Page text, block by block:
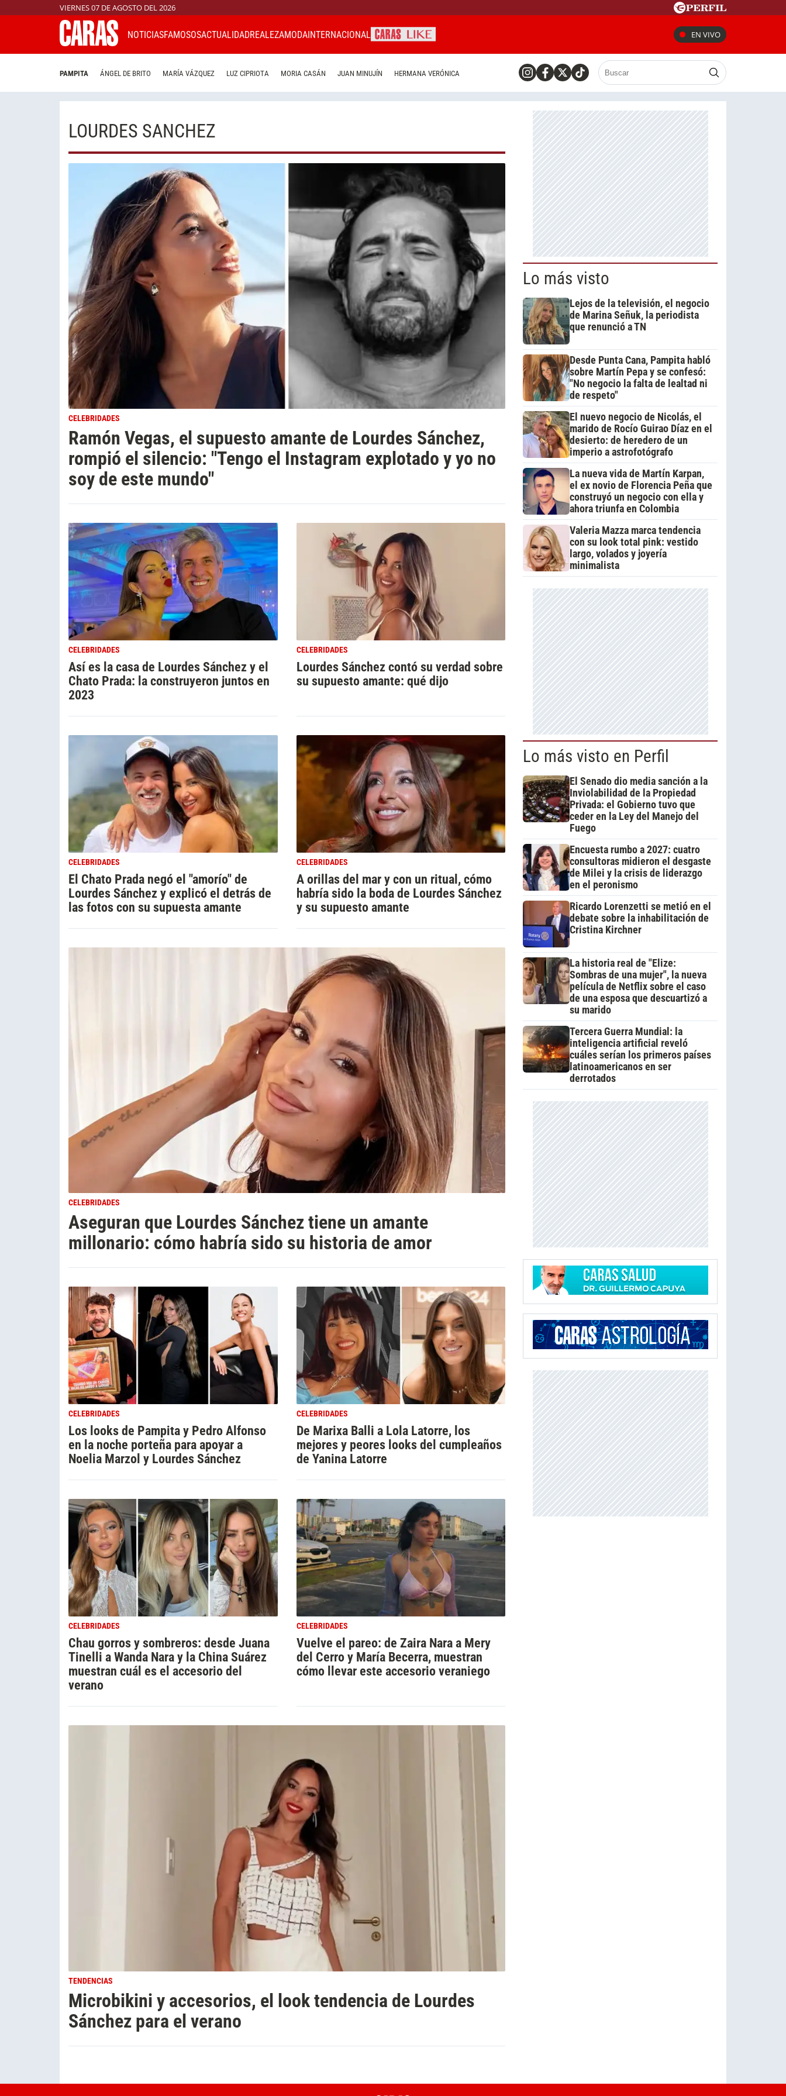
VIERNES 07 DE AGOSTO DEL 2026
NOTICIASFAMOSOSACTUALIDADREALEZAMODAINTERNACIONAL EN VIVO
PAMPITA ÁNGEL DE BRITO MARÍA VÁZQUEZ LUZ CIPRIOTA MORIA CASÁN JUAN MINUJÍN HERMANA VERÓNICA
LOURDES SANCHEZ
CELEBRIDADES
Ramón Vegas, el supuesto amante de Lourdes Sánchez,
rompió el silencio: "Tengo el Instagram explotado y yo no
soy de este mundo"
CELEBRIDADES
Así es la casa de Lourdes Sánchez y el
Chato Prada: la construyeron juntos en
2023
CELEBRIDADES
Lourdes Sánchez contó su verdad sobre
su supuesto amante: qué dijo
CELEBRIDADES
El Chato Prada negó el "amorío" de
Lourdes Sánchez y explicó el detrás de
las fotos con su supuesta amante
CELEBRIDADES
A orillas del mar y con un ritual, cómo
habría sido la boda de Lourdes Sánchez
y su supuesto amante
CELEBRIDADES
Aseguran que Lourdes Sánchez tiene un amante
millonario: cómo habría sido su historia de amor
CELEBRIDADES
Los looks de Pampita y Pedro Alfonso
en la noche porteña para apoyar a
Noelia Marzol y Lourdes Sánchez
CELEBRIDADES
De Marixa Balli a Lola Latorre, los
mejores y peores looks del cumpleaños
de Yanina Latorre
CELEBRIDADES
Chau gorros y sombreros: desde Juana
Tinelli a Wanda Nara y la China Suárez
muestran cuál es el accesorio del
verano
CELEBRIDADES
Vuelve el pareo: de Zaira Nara a Mery
del Cerro y María Becerra, muestran
cómo llevar este accesorio veraniego
TENDENCIAS
Microbikini y accesorios, el look tendencia de Lourdes
Sánchez para el verano
Lo más visto
Lejos de la televisión, el negocio
de Marina Señuk, la periodista
que renunció a TN
Desde Punta Cana, Pampita habló
sobre Martín Pepa y se confesó:
"No negocio la falta de lealtad ni
de respeto"
El nuevo negocio de Nicolás, el
marido de Rocío Guirao Díaz en el
desierto: de heredero de un
imperio a astrofotógrafo
La nueva vida de Martín Karpan,
el ex novio de Florencia Peña que
construyó un negocio con ella y
ahora triunfa en Colombia
Valeria Mazza marca tendencia
con su look total pink: vestido
largo, volados y joyería
minimalista
Lo más visto en Perfil
El Senado dio media sanción a la
Inviolabilidad de la Propiedad
Privada: el Gobierno tuvo que
ceder en la Ley del Manejo del
Fuego
Encuesta rumbo a 2027: cuatro
consultoras midieron el desgaste
de Milei y la crisis de liderazgo
en el peronismo
Ricardo Lorenzetti se metió en el
debate sobre la inhabilitación de
Cristina Kirchner
La historia real de "Elize:
Sombras de una mujer", la nueva
película de Netflix sobre el caso
de una esposa que descuartizó a
su marido
Tercera Guerra Mundial: la
inteligencia artificial reveló
cuáles serían los primeros países
latinoamericanos en ser
derrotados